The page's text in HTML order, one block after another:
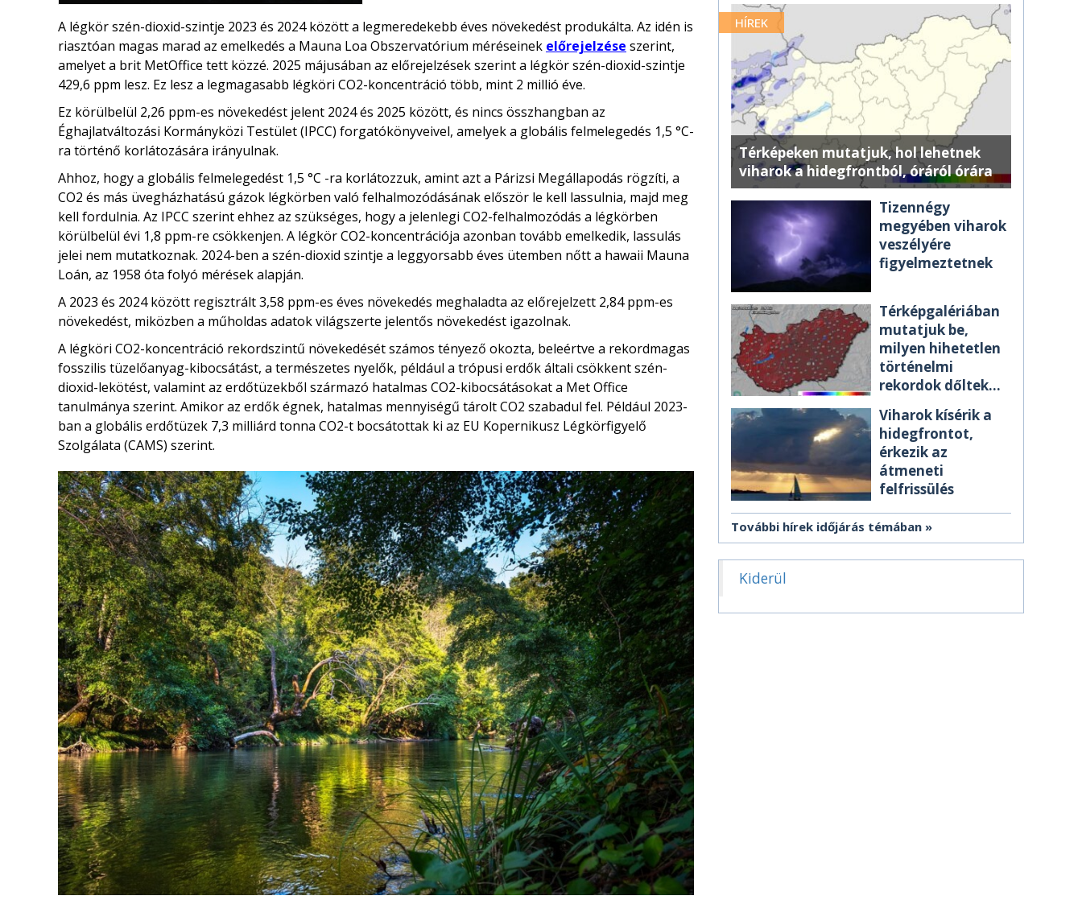
A légkör szén-dioxid-szintje 2023 és 2024 között a legmeredekebb éves növekedést produkálta. Az idén is
riasztóan magas marad az emelkedés a Mauna Loa Obszervatórium méréseinek előrejelzése szerint,
amelyet a brit MetOffice tett közzé. 2025 májusában az előrejelzések szerint a légkör szén-dioxid-szintje
429,6 ppm lesz. Ez lesz a legmagasabb légköri CO2-koncentráció több, mint 2 millió éve.
Ez körülbelül 2,26 ppm-es növekedést jelent 2024 és 2025 között, és nincs összhangban az
Éghajlatváltozási Kormányközi Testület (IPCC) forgatókönyveivel, amelyek a globális felmelegedés 1,5 °C-
ra történő korlátozására irányulnak.
Ahhoz, hogy a globális felmelegedést 1,5 °C -ra korlátozzuk, amint azt a Párizsi Megállapodás rögzíti, a
CO2 és más üvegházhatású gázok légkörben való felhalmozódásának először le kell lassulnia, majd meg
kell fordulnia. Az IPCC szerint ehhez az szükséges, hogy a jelenlegi CO2-felhalmozódás a légkörben
körülbelül évi 1,8 ppm-re csökkenjen. A légkör CO2-koncentrációja azonban tovább emelkedik, lassulás
jelei nem mutatkoznak. 2024-ben a szén-dioxid szintje a leggyorsabb éves ütemben nőtt a hawaii Mauna
Loán, az 1958 óta folyó mérések alapján.
A 2023 és 2024 között regisztrált 3,58 ppm-es éves növekedés meghaladta az előrejelzett 2,84 ppm-es
növekedést, miközben a műholdas adatok világszerte jelentős növekedést igazolnak.
A légköri CO2-koncentráció rekordszintű növekedését számos tényező okozta, beleértve a rekordmagas
fosszilis tüzelőanyag-kibocsátást, a természetes nyelők, például a trópusi erdők általi csökkent szén-
dioxid-lekötést, valamint az erdőtüzekből származó hatalmas CO2-kibocsátásokat a Met Office
tanulmánya szerint. Amikor az erdők égnek, hatalmas mennyiségű tárolt CO2 szabadul fel. Például 2023-
ban a globális erdőtüzek 7,3 milliárd tonna CO2-t bocsátottak ki az EU Kopernikusz Légkörfigyelő
Szolgálata (CAMS) szerint.
HÍREK
Térképeken mutatjuk, hol lehetnek
viharok a hidegfrontból, óráról órára
Tizennégy
megyében viharok
veszélyére
figyelmeztetnek
Térképgalériában
mutatjuk be,
milyen hihetetlen
történelmi
rekordok dőltek
Viharok kísérik a
hidegfrontot,
érkezik az
átmeneti
felfrissülés
További hírek időjárás témában
Kiderül